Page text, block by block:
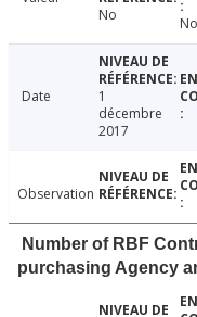
No
No
Date
1
décembre
2017
Observation
Number of RBF
purchasing Agency